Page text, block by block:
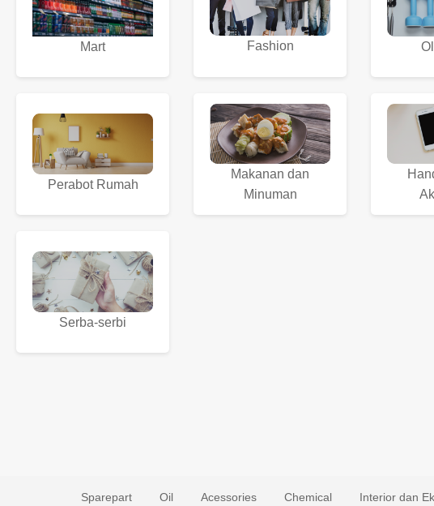
Mart Fashion
Perabot Rumah
Makanan dan
Minuman
Serba-serbi
Sparepart Oil Acessories Chemical Interior dan